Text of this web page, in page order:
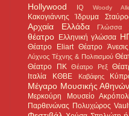
Hollywood IQ Woody
Κακογιάννης
Ίδρυμα
Αρχαία Ελλάδα Γλώσσα
θέατρο Ελληνική γλώσσα
Θέατρο Eliart Θέατρο Άνεσις
Λύχνος Τέχνης & Πολιτισμού
Θέατρο ΠΚ
Θέατρο Ρεξ
Ιταλία ΚΘΒΕ Καβάφης
Μέγαρο Μουσικής Αθηνών
Μερκούρη
Μουσείο
Παρθενώνας Πολυχώρος